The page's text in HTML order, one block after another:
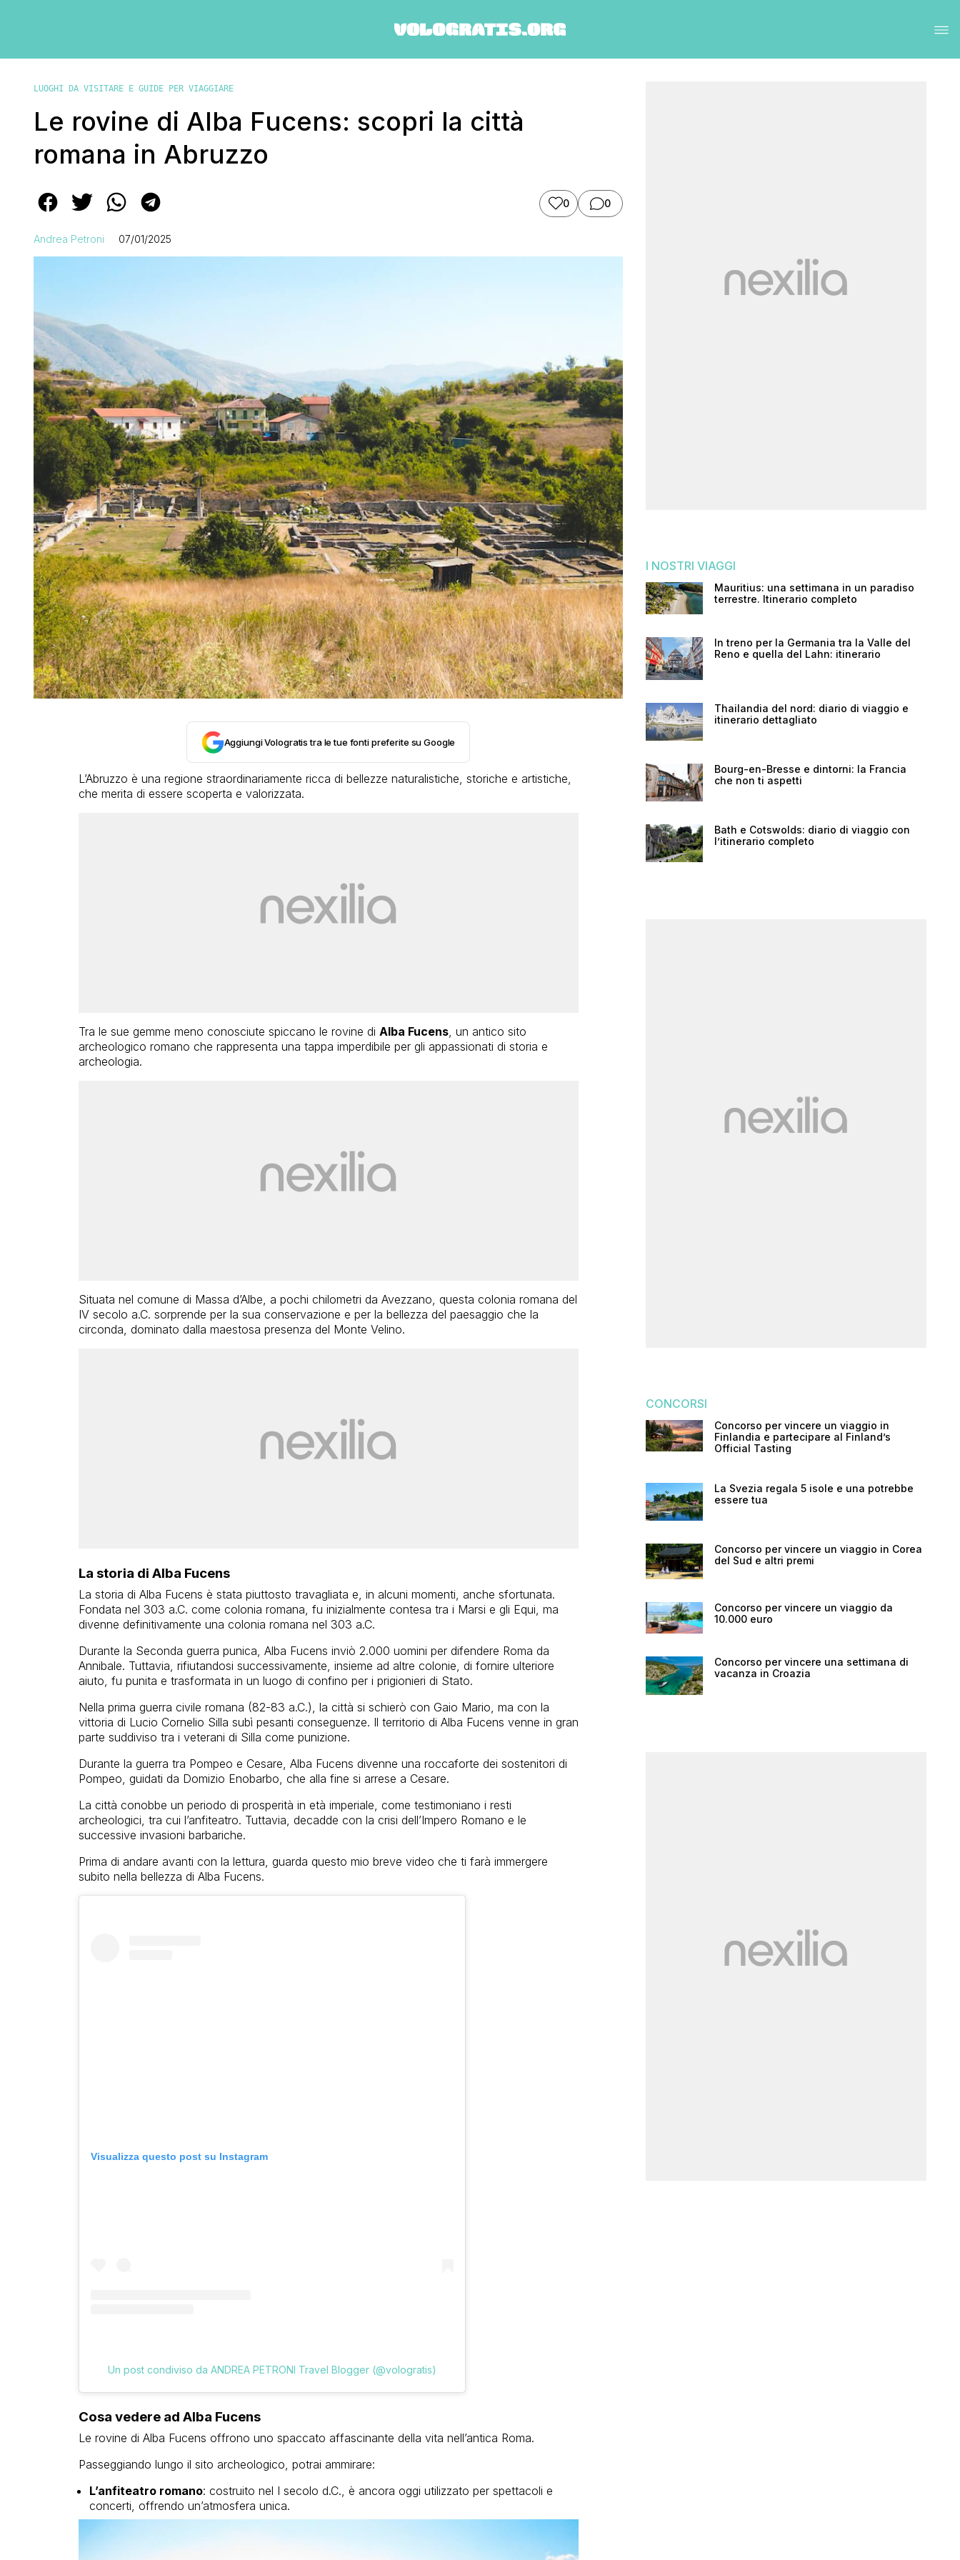
LUOGHI DA VISITARE E GUIDE PER VIAGGIARE
Le rovine di Alba Fucens: scopri la città
romana in Abruzzo
0 0
Andrea Petroni 07/01/2025
Aggiungi Vologratis tra le tue fonti preferite su Google
L’Abruzzo è una regione straordinariamente ricca di bellezze naturalistiche, storiche e artistiche,
che merita di essere scoperta e valorizzata.
Tra le sue gemme meno conosciute spiccano le rovine di Alba Fucens, un antico sito
archeologico romano che rappresenta una tappa imperdibile per gli appassionati di storia e
archeologia.
Situata nel comune di Massa d’Albe, a pochi chilometri da Avezzano, questa colonia romana del
IV secolo a.C. sorprende per la sua conservazione e per la bellezza del paesaggio che la
circonda, dominato dalla maestosa presenza del Monte Velino.
La storia di Alba Fucens
La storia di Alba Fucens è stata piuttosto travagliata e, in alcuni momenti, anche sfortunata.
Fondata nel 303 a.C. come colonia romana, fu inizialmente contesa tra i Marsi e gli Equi, ma
divenne definitivamente una colonia romana nel 303 a.C.
Durante la Seconda guerra punica, Alba Fucens inviò 2.000 uomini per difendere Roma da
Annibale. Tuttavia, rifiutandosi successivamente, insieme ad altre colonie, di fornire ulteriore
aiuto, fu punita e trasformata in un luogo di confino per i prigionieri di Stato.
Nella prima guerra civile romana (82-83 a.C.), la città si schierò con Gaio Mario, ma con la
vittoria di Lucio Cornelio Silla subì pesanti conseguenze. Il territorio di Alba Fucens venne in gran
parte suddiviso tra i veterani di Silla come punizione.
Durante la guerra tra Pompeo e Cesare, Alba Fucens divenne una roccaforte dei sostenitori di
Pompeo, guidati da Domizio Enobarbo, che alla fine si arrese a Cesare.
La città conobbe un periodo di prosperità in età imperiale, come testimoniano i resti
archeologici, tra cui l’anfiteatro. Tuttavia, decadde con la crisi dell’Impero Romano e le
successive invasioni barbariche.
Prima di andare avanti con la lettura, guarda questo mio breve video che ti farà immergere
subito nella bellezza di Alba Fucens.
Visualizza questo post su Instagram
Un post condiviso da ANDREA PETRONI Travel Blogger (@vologratis)
Cosa vedere ad Alba Fucens
Le rovine di Alba Fucens offrono uno spaccato affascinante della vita nell’antica Roma.
Passeggiando lungo il sito archeologico, potrai ammirare:
L’anfiteatro romano: costruito nel I secolo d.C., è ancora oggi utilizzato per spettacoli e
concerti, offrendo un’atmosfera unica.
I NOSTRI VIAGGI
Mauritius: una settimana in un paradiso
terrestre. Itinerario completo
In treno per la Germania tra la Valle del
Reno e quella del Lahn: itinerario
Thailandia del nord: diario di viaggio e
itinerario dettagliato
Bourg-en-Bresse e dintorni: la Francia
che non ti aspetti
Bath e Cotswolds: diario di viaggio con
l’itinerario completo
CONCORSI
Concorso per vincere un viaggio in
Finlandia e partecipare al Finland’s
Official Tasting
La Svezia regala 5 isole e una potrebbe
essere tua
Concorso per vincere un viaggio in Corea
del Sud e altri premi
Concorso per vincere un viaggio da
10.000 euro
Concorso per vincere una settimana di
vacanza in Croazia